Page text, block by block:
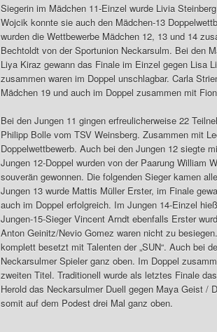
Siegerin im Mädchen 11-Einzel wurde Livia
Wojcik konnte sie auch den Mädchen-13
wurden die Wettbewerbe Mädchen 12, 13 und 14
Bechtoldt von der Sportunion Neckarsulm. Bei den
Liya Kiraz gewann das Finale im Einzel gegen Lisa
zusammen waren im Doppel unschlagbar. Carla
Mädchen 19 und auch im Doppel zusammen mit
Bei den Jungen 11 gingen erfreulicherweise 22
Philipp Bolle vom TSV Weinsberg. Zusammen mit
Doppelwettbewerb. Auch bei den Jungen 12 siegte
Jungen 12-Doppel wurden von der Paarung William
souverän gewonnen. Die folgenden Sieger kamen
Jungen 13 wurde Mattis Müller Erster, im Finale
auch im Doppel erfolgreich. Im Jungen 14-Einzel
Jungen-15-Sieger Vincent Arndt ebenfalls Erster
Anton Geinitz/Nevio Gomez waren nicht zu
komplett besetzt mit Talenten der „SUN“. Auch bei
Neckarsulmer Spieler ganz oben. Im Doppel
zweiten Titel. Traditionell wurde als letztes Finale
Herold das Neckarsulmer Duell gegen Maya Geist /
somit auf dem Podest drei Mal ganz oben.